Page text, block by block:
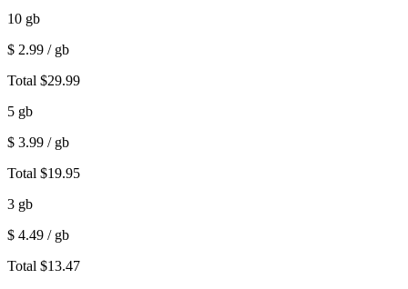
10 gb
$ 2.99 / gb
Total $29.99
5 gb
$ 3.99 / gb
Total $19.95
3 gb
$ 4.49 / gb
Total $13.47